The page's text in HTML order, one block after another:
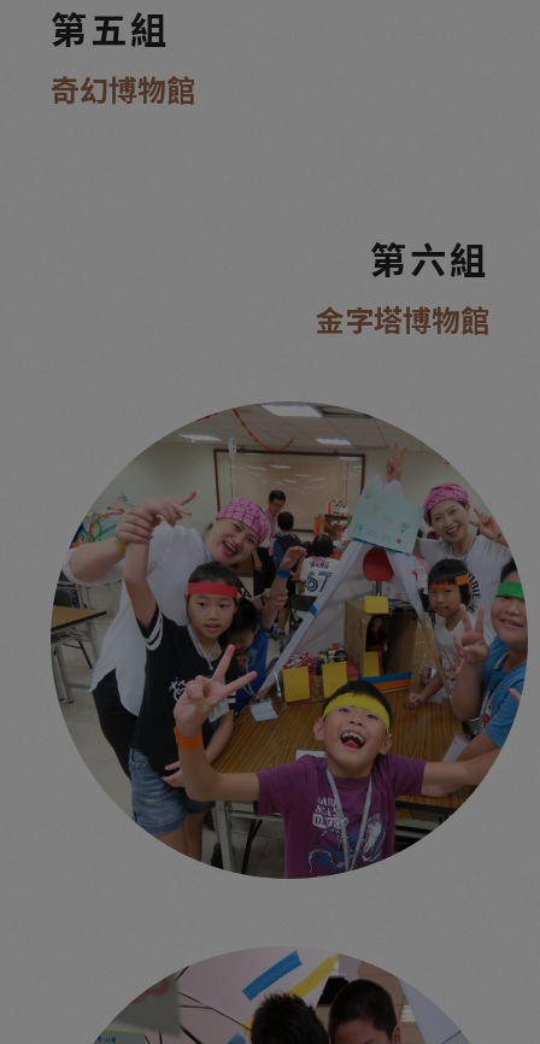
第五組
奇幻博物館
第六組
金字塔博物館